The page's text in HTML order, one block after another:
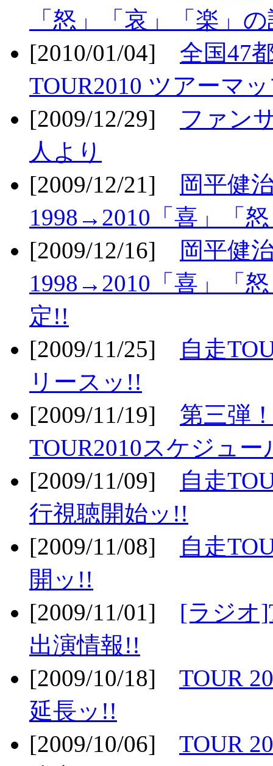
「怒」「哀」「楽」
[2010/01/04] 全国47
TOUR2010 ツアーマ
[2009/12/29] ファン
人より
[2009/12/21]
岡平健
1998→2010「喜」「
[2009/12/16]
岡平健
1998→2010「喜」「
定!!
[2009/11/25]
自走
リースッ!!
[2009/11/19] 第三弾
TOUR2010スケジュー
[2009/11/09]
自走
行視聴開始ッ!!
[2009/11/08]
自走
開ッ!!
[2009/11/01] [ラジオ
出演情報!!
[2009/10/18] TOUR
延長ッ!!
[2009/10/06] TOUR